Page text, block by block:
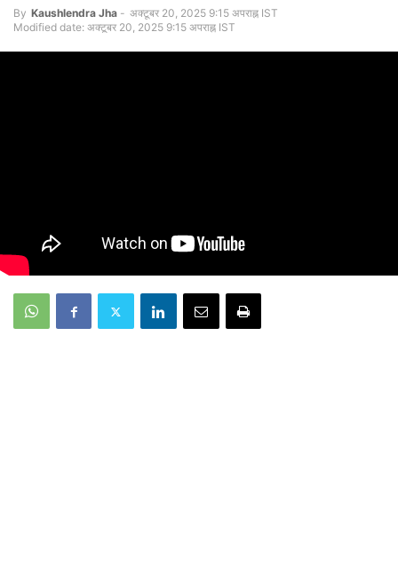
By Kaushlendra Jha - अक्टूबर 20, 2025 9:15 अपराह्न IST
Modified date: अक्टूबर 20, 2025 9:15 अपराह्न IST